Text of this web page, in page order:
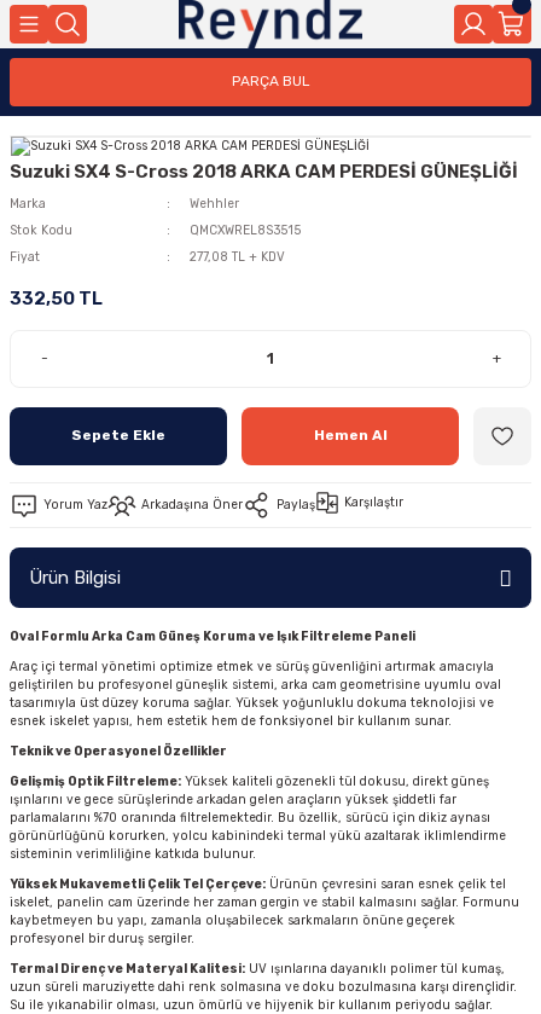
PARÇA BUL
Suzuki SX4 S-Cross 2018 ARKA CAM PERDESİ GÜNEŞLİĞİ
Marka
Wehhler
Stok Kodu
QMCXWREL8S3515
Fiyat
277,08 TL + KDV
332,50 TL
- +
Sepete Ekle Hemen Al
Yorum Yaz Arkadaşına Öner Paylaş Karşılaştır
Ürün Bilgisi
Oval Formlu Arka Cam Güneş Koruma ve Işık Filtreleme Paneli
Araç içi termal yönetimi optimize etmek ve sürüş güvenliğini artırmak amacıyla
geliştirilen bu profesyonel güneşlik sistemi, arka cam geometrisine uyumlu oval
tasarımıyla üst düzey koruma sağlar. Yüksek yoğunluklu dokuma teknolojisi ve
esnek iskelet yapısı, hem estetik hem de fonksiyonel bir kullanım sunar.
Teknik ve Operasyonel Özellikler
Gelişmiş Optik Filtreleme: Yüksek kaliteli gözenekli tül dokusu, direkt güneş
ışınlarını ve gece sürüşlerinde arkadan gelen araçların yüksek şiddetli far
parlamalarını %70 oranında filtrelemektedir. Bu özellik, sürücü için dikiz aynası
görünürlüğünü korurken, yolcu kabinindeki termal yükü azaltarak iklimlendirme
sisteminin verimliliğine katkıda bulunur.
Yüksek Mukavemetli Çelik Tel Çerçeve: Ürünün çevresini saran esnek çelik tel
iskelet, panelin cam üzerinde her zaman gergin ve stabil kalmasını sağlar. Formunu
kaybetmeyen bu yapı, zamanla oluşabilecek sarkmaların önüne geçerek
profesyonel bir duruş sergiler.
Termal Direnç ve Materyal Kalitesi: UV ışınlarına dayanıklı polimer tül kumaş,
uzun süreli maruziyette dahi renk solmasına ve doku bozulmasına karşı dirençlidir.
Su ile yıkanabilir olması, uzun ömürlü ve hijyenik bir kullanım periyodu sağlar.